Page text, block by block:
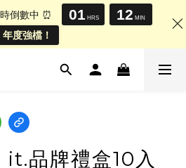
品牌禮盒10入
倒數中 ⏰ 01 HRS 12 MIN
年度強檔！